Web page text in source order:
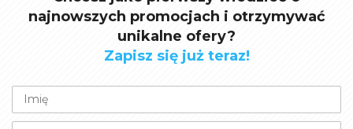
najnowszych promocjach i otrzymywać
unikalne ofery?
Zapisz się już teraz!